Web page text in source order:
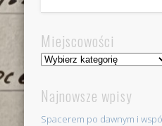
Miejscowości
Miejscowości
Najnowsze wpisy
Spacerem po dawnym i